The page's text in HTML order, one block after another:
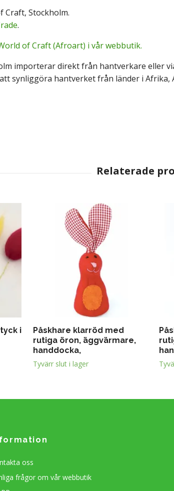
Craft, Stockholm.
.
of Craft (Afroart) i vår webbutik.
importerar direkt från hantverkare eller
synliggöra hantverket från länder i Afrika,
i
Påskhare klarröd med
rutiga öron, äggvärmare,
handdocka,
Tyvärr slut i lager
oss
frågor om vår webbutik